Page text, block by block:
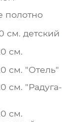
полотно
см. детский
см.
см. "Отель"
см. "Радуга-
см.